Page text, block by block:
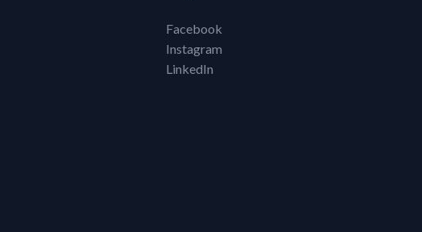
Facebook
Instagram
LinkedIn